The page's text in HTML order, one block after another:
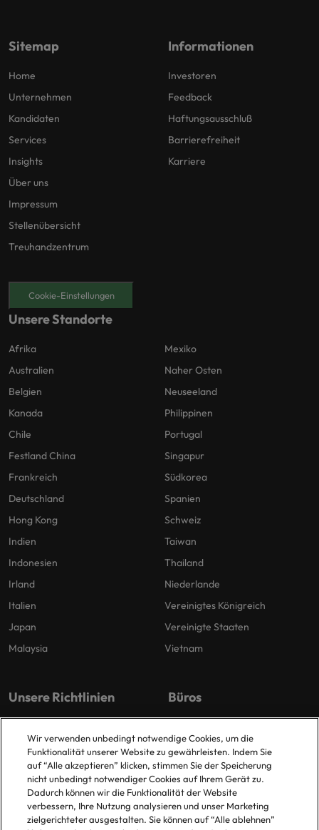
Sitemap
Home
Unternehmen
Kandidaten
Services
Insights
Über uns
Impressum
Stellenübersicht
Treuhandzentrum
Informationen
Investoren
Feedback
Haftungsausschluß
Barrierefreiheit
Karriere
Cookie-Einstellungen
Unsere Standorte
Afrika
Australien
Belgien
Kanada
Chile
Festland China
Frankreich
Deutschland
Hong Kong
Indien
Indonesien
Irland
Italien
Japan
Malaysia
Mexiko
Naher Osten
Neuseeland
Philippinen
Portugal
Singapur
Südkorea
Spanien
Schweiz
Taiwan
Thailand
Niederlande
Vereinigtes Königreich
Vereinigte Staaten
Vietnam
Unsere Richtlinien
Cookie-Richtlinie
Policy Library
Büros
Düsseldorf
Frankfurt
Hamburg
Wir verwenden unbedingt notwendige Cookies, um die
Funktionalität unserer Website zu gewährleisten. Indem Sie
auf “Alle akzeptieren” klicken, stimmen Sie der Speicherung
nicht unbedingt notwendiger Cookies auf Ihrem Gerät zu.
Dadurch können wir die Funktionalität der Website
verbessern, Ihre Nutzung analysieren und unser Marketing
zielgerichteter ausgestalten. Sie können auf “Alle ablehnen”